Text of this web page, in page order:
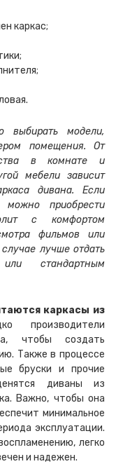
каркас;
выбирать модели,
помещения. От
в комнате и
мебели зависит
дивана. Если
можно приобрести
с комфортом
фильмов или
лучше отдать
стандартным
каркасы из
производители
чтобы создать
Также в процессе
бруски и прочие
диваны из
Важно, чтобы она
минимальное
эксплуатации.
легко
и надежен.